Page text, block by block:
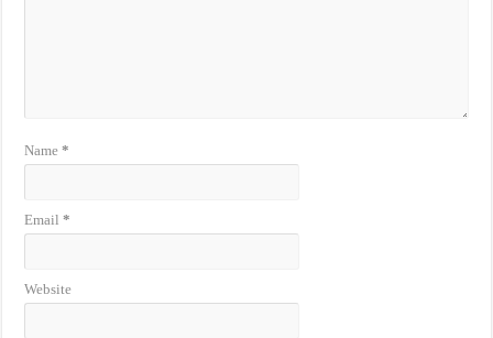
Name*
Email*
Website